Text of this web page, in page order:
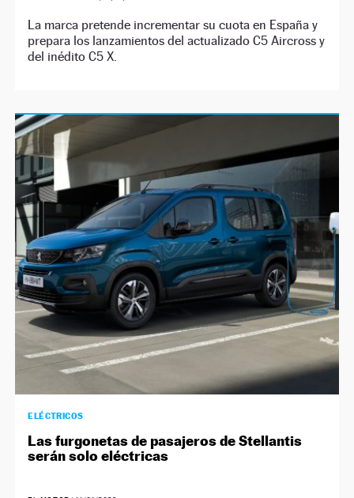
La marca pretende incrementar su cuota en España y
prepara los lanzamientos del actualizado C5 Aircross y
del inédito C5 X.
ELÉCTRICOS
Las furgonetas de pasajeros de Stellantis
serán solo eléctricas